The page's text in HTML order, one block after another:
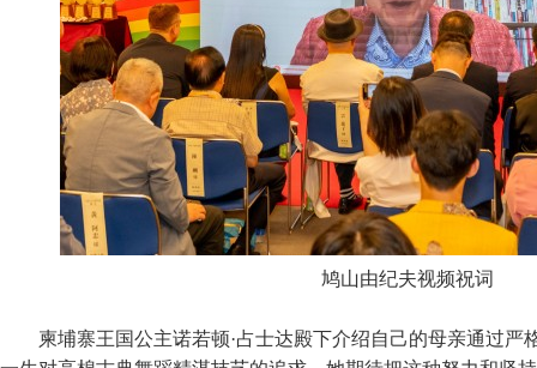
鸠山由纪夫视频祝词
柬埔寨王国公主诺若顿·占士达殿下介绍自己的母亲通过严